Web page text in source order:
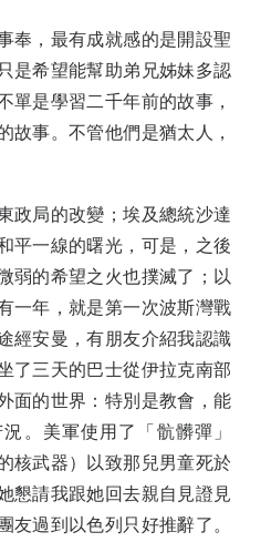
奉，最有成就感的是開設聖
是希望能幫助弟兄姊妹多認
單是學習二千年前的故事，
故事。不管他們是猶太人，
政局的改變；埃及總統沙達
平一線的曙光，可是，之後
弱的希望之火也撲滅了；以
一年，就是第一次波斯灣戰
經安曼，有朋友介紹我認識
了三天的巴士從伊拉克南部
面的世界：特別是教會，能
。美軍使用了「骯髒彈」
核武器）以致那兒男童死於
懇請我跟她回去親自見證見
友過到以色列只好推辭了。